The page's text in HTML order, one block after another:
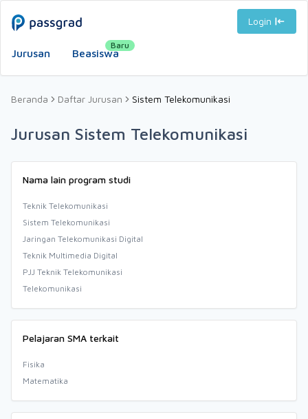
Jurusan Beasiswa
Baru
Login
Beranda Daftar Jurusan Sistem Telekomunikasi
Jurusan Sistem Telekomunikasi
Nama lain program studi
Teknik Telekomunikasi
Sistem Telekomunikasi
Jaringan Telekomunikasi Digital
Teknik Multimedia Digital
PJJ Teknik Telekomunikasi
Telekomunikasi
Pelajaran SMA terkait
Fisika
Matematika